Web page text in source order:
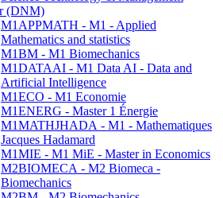
(DNM)
M1APPMATH - M1 - Applied
Mathematics and statistics
M1BM - M1 Biomechanics
M1DATAAI - M1 Data AI - Data and
Artificial Intelligence
M1ECO - M1 Economie
M1ENERG - Master 1 Énergie
M1MATHJHADA - M1 - Mathematiques
Jacques Hadamard
M1MIE - M1 MiE - Master in Economics
M2BIOMECA - M2 Biomeca -
Biomechanics